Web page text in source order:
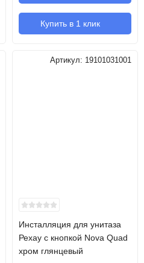
Купить в 1 клик
Артикул: 19101031001
Инсталляция для унитаза
Рехау с кнопкой Nova Quad
хром глянцевый